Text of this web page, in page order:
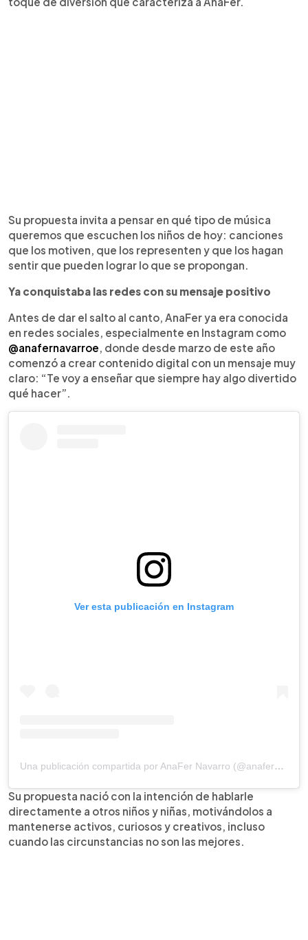
Su propuesta invita a pensar en qué tipo de música
queremos que escuchen los niños de hoy: canciones
que los motiven, que los representen y que los hagan
sentir que pueden lograr lo que se propongan.
Ya conquistaba las redes con su mensaje positivo
Antes de dar el salto al canto, AnaFer ya era conocida
en redes sociales, especialmente en Instagram como
@anafernavarroe, donde desde marzo de este año
comenzó a crear contenido digital con un mensaje muy
claro: “Te voy a enseñar que siempre hay algo divertido
qué hacer”.
Ver esta publicación en Instagram
Una publicación compartida por AnaFer Navarro (@anafernavarroe)
Su propuesta nació con la intención de hablarle
directamente a otros niños y niñas, motivándolos a
mantenerse activos, curiosos y creativos, incluso
cuando las circunstancias no son las mejores.